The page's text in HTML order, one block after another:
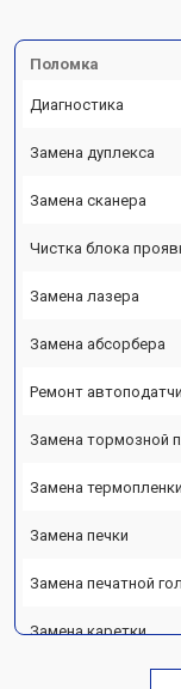
Поломка
Диагностика
Замена дуплекса
Замена сканера
Чистка блока
Замена лазера
Замена абсорбера
Ремонт
Замена тормозной
Замена термопленки
Замена печки
Замена печатной
Замена каретки